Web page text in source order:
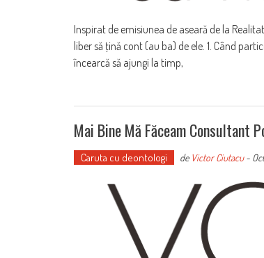
Inspirat de emisiunea de aseară de la
liber să ţină cont (au ba) de ele. 1. Când
încearcă să ajungi la timp,
Mai Bine Mă Făceam Consultant
Caruta cu deontologi de Victor Ciutacu-